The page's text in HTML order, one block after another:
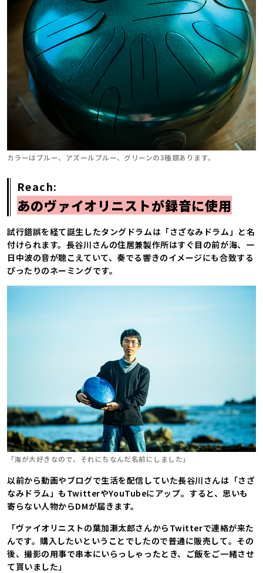
カラーはブルー、アズールブルー、グリーンの3種類あります。
Reach:
あのヴァイオリニストが録音に使用
試行錯誤を経て誕生したタングドラムは「さざなみドラム」と名
付けられます。長谷川さんの住居兼製作所はすぐ目の前が海、一
日中波の音が聴こえていて、奏でる響きのイメージにも合致する
ぴったりのネーミングです。
「海が大好きなので、それにちなんだ名前にしました」
以前から動画やブログで生活を配信していた長谷川さんは「さざ
なみドラム」もTwitterやYouTubeにアップ。すると、思いも
寄らない人物からDMが届きます。
「ヴァイオリニストの葉加瀬太郎さんからTwitterで連絡が来た
んです。購入したいということでしたので普通に販売して。その
後、撮影の用事で串本にいらっしゃったとき、ご飯をご一緒させ
て貰いました」